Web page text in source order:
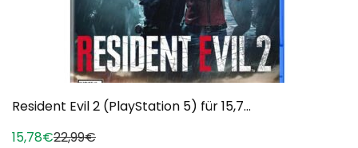
Resident Evil 2 (PlayStation 5) für 15,7...
15,78€22,99€